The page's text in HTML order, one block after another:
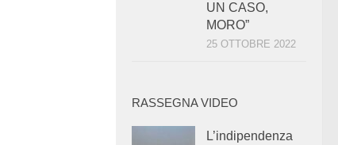
UN CASO,
MORO”
25 OTTOBRE 2022
RASSEGNA VIDEO
L’indipendenza